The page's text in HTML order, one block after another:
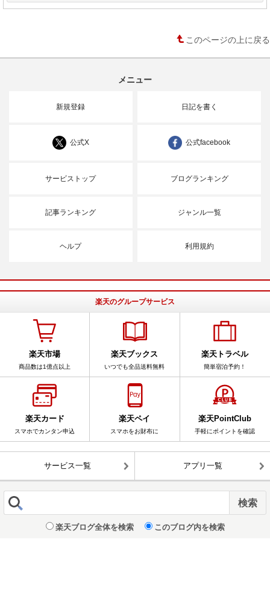
このページの上に戻る
メニュー
新規登録 日記を書く
公式X 公式facebook
サービストップ ブログランキング
記事ランキング ジャンル一覧
ヘルプ 利用規約
楽天のグループサービス
楽天市場
商品数は1億点以上
楽天ブックス
いつでも全品送料無料
楽天トラベル
簡単宿泊予約！
楽天カード
スマホでカンタン申込
楽天ペイ
スマホをお財布に
楽天PointClub
手軽にポイントを確認
サービス一覧 アプリ一覧
楽天ブログ全体を検索 このブログ内を検索